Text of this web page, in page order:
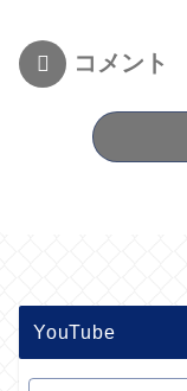
コメント
YouTube